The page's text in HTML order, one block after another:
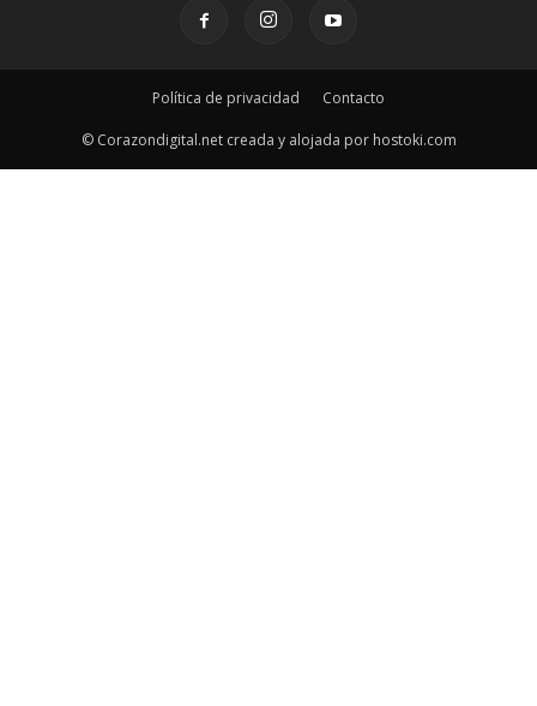
Política de privacidad Contacto
© Corazondigital.net creada y alojada por hostoki.com